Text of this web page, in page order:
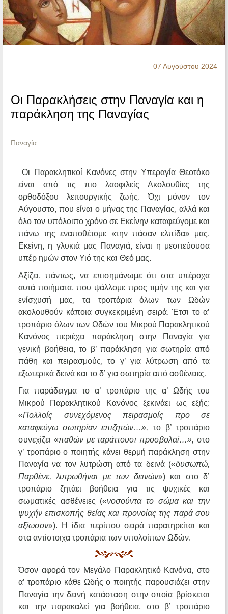
Ηχητικά
07 Αυγούστου 2024
Οι Παρακλήσεις στην Παναγία και η
παράκληση της Παναγίας
Παναγία
Οι Παρακλητικοί Κανόνες στην Υπεραγία Θεοτόκο
είναι από τις πιο λαοφιλείς Ακολουθίες της
ορθοδόξου λειτουργικής ζωής. Όχι μόνον τον
Αύγουστο, που είναι ο μήνας της Παναγίας, αλλά και
όλο τον υπόλοιπο χρόνο σε Εκείνην καταφεύγομε και
πάνω της εναποθέτομε «την πάσαν ελπίδα» μας.
Εκείνη, η γλυκιά μας Παναγιά, είναι η μεσιτεύουσα
υπέρ ημών στον Υιό της και Θεό μας.
Αξίζει, πάντως, να επισημάνωμε ότι στα υπέροχα
αυτά ποιήματα, που ψάλλομε προς τιμήν της και για
ενίσχυσή μας, τα τροπάρια όλων των Ωδών
ακολουθούν κάποια συγκεκριμένη σειρά. Έτσι το α’
τροπάριο όλων των Ωδών του Μικρού Παρακλητικού
Κανόνος περιέχει παράκληση στην Παναγία για
γενική βοήθεια, το β’ παράκληση για σωτηρία από
πάθη και πειρασμούς, το γ’ για λύτρωση από τα
εξωτερικά δεινά και το δ’ για σωτηρία από ασθένειες.
Για παράδειγμα το α’ τροπάριο της α’ Ωδής του
Μικρού Παρακλητικού Κανόνος ξεκινάει ως εξής:
«Πολλοίς συνεχόμενος πειρασμοίς προ σε
καταφεύγω σωτηρίαν επιζητών…», το β’ τροπάριο
συνεχίζει «παθών με ταράττουσι προσβολαί…»,στο
γ’ τροπάριο ο ποιητής κάνει θερμή παράκληση στην
Παναγία να τον λυτρώση από τα δεινά («δυσωπώ,
Παρθένε, λυτρωθήναι με των δεινών») και στο δ’
τροπάριο ζητάει βοήθεια για τις ψυχικές και
σωματικές ασθένειες («νοσούντα το σώμα και την
ψυχήν επισκοπής θείας και προνοίας της παρά σου
αξίωσον»). Η ίδια περίπου σειρά παρατηρείται και
στα αντίστοιχα τροπάρια των υπολοίπων Ωδών.
Όσον αφορά τον Μεγάλο Παρακλητικό Κανόνα, στο
α’ τροπάριο κάθε Ωδής ο ποιητής παρουσιάζει στην
Παναγία την δεινή κατάσταση στην οποία βρίσκεται
και την παρακαλεί για βοήθεια, στο β’ τροπάριο